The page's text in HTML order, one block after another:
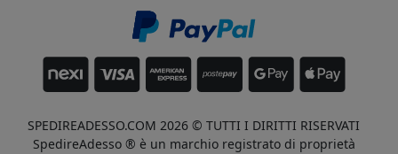
SPEDIREADESSO.COM 2026 © TUTTI I DIRITTI RISERVATI
SpedireAdesso ® è un marchio registrato di proprietà